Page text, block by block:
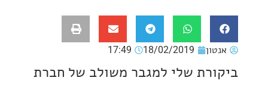
18/02/2019
17:49
שלי למגבר משולב של חברת